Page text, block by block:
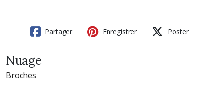
Partager Enregistrer Poster
Nuage
Broches